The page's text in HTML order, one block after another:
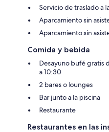
Servicio de traslado a
Aparcamiento sin
Aparcamiento sin
Comida y bebida
Desayuno bufé gratis
a 10:30
2 bares o lounges
Bar junto a la piscina
Restaurante
Restaurantes en las